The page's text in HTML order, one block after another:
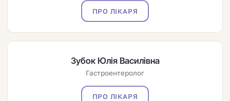
ПРО ЛІКАРЯ
Зубок Юлія Василівна
Гастроентеролог
ПРО ЛІКАРЯ